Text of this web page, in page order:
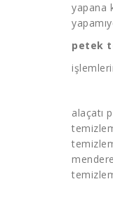
yapana
petek
alaçatı